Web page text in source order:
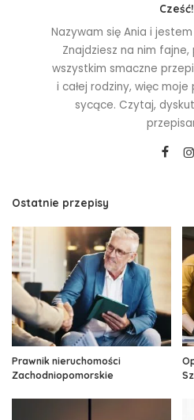
Cześć!
Nazywam się Ania i
Znajdziesz na nim
wszystkim smaczne
i całej rodziny, więc
sycące. Czytaj,
Ostatnie przepisy
Prawnik nieruchomości
Zachodniopomorskie